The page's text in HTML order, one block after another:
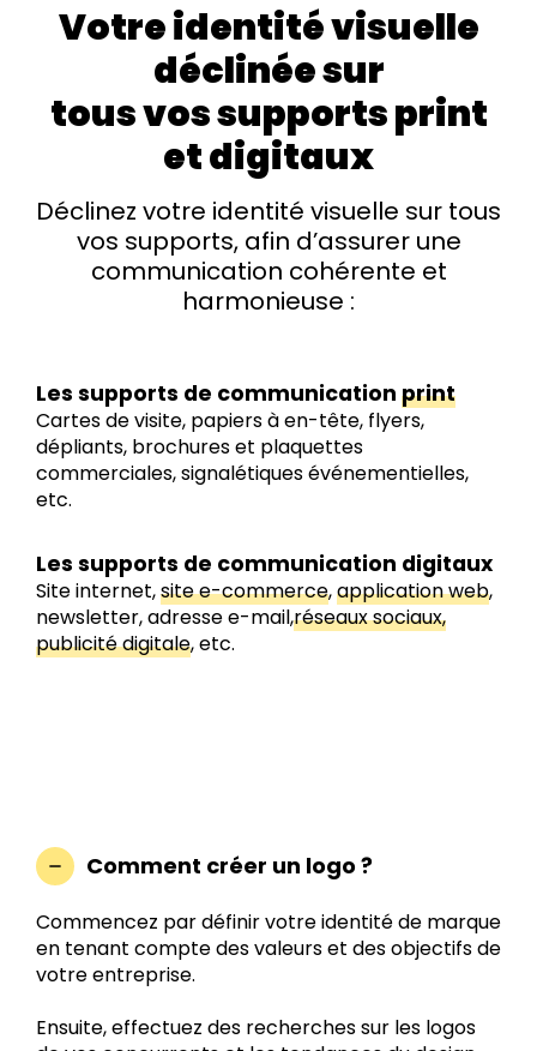
Votre identité visuelle
déclinée sur
tous vos supports print
et digitaux
Déclinez votre identité visuelle sur tous
vos supports, afin d’assurer une
communication cohérente et
harmonieuse :
Les supports de communication print
Cartes de visite, papiers à en-tête, flyers,
dépliants, brochures et plaquettes
commerciales, signalétiques événementielles,
etc.
Les supports de communication digitaux
Site internet,site e-commerce,application web,
newsletter, adresse e-mail,réseaux sociaux,
publicité digitale, etc.
Comment créer un logo ?
Commencez par définir votre identité de marque
en tenant compte des valeurs et des objectifs de
votre entreprise.
Ensuite, effectuez des recherches sur les logos